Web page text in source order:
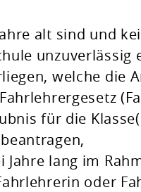
alt sind und
unzuverlässig
welche die
für die
Jahre lang im
oder